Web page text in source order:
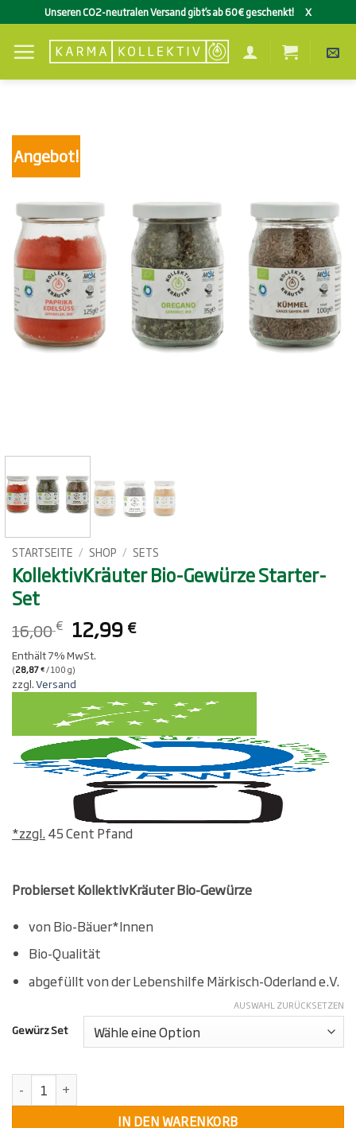
Inhalt
springen
Unseren CO2-neutralen Versand gibt’s ab 60€ geschenkt! X
Angebot!
STARTSEITE / SHOP / SETS
KollektivKräuter Bio-Gewürze Starter-
Set
16,00€ Ursprünglicher
Preis
war:
16,00 €
12,99 €Aktueller
12,99 €.
Enthält 7% MwSt.
(28,87€/ 100 g)
zzgl.Versand
*zzgl. 45 Cent Pfand
ProbiersetKollektivKräuter Bio-Gewürze
von Bio-Bäuer*Innen
Bio-Qualität
abgefüllt von der Lebenshilfe Märkisch-Oderland e.V.
Gewürz Set
AUSWAHL ZURÜCKSETZEN
KollektivKräuter Bio-Gewürze Starter-Set Menge
IN DEN WARENKORB